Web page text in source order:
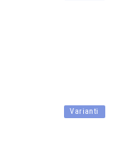
Varianti